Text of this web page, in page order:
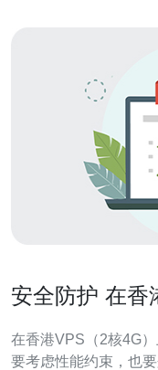
安全防护 在香
在香港VPS（2核4G
要考虑性能约束，也